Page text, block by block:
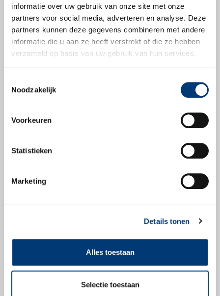
informatie over uw gebruik van onze site met onze
partners voor social media, adverteren en analyse. Deze
partners kunnen deze gegevens combineren met andere
informatie die u aan ze heeft verstrekt of die ze hebben
verzameld op basis van uw gebruik van hun services.
Noodzakelijk
Voorkeuren
Statistieken
Marketing
Details tonen
Alles toestaan
Selectie toestaan
DIN 51502
KP2U-40
Check snel of dit
product geschikt is